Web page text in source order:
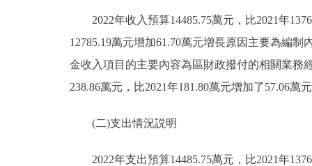
2022年收入預算14485.75萬元，比2021年
12785.19萬元增加61.70萬元增長原因主要為編
金收入項目的主要內容為區財政撥付的相關業務
238.86萬元，比2021年181.80萬元增加了57.06
(二)支出情況説明
2022年支出預算14485.75萬元，比2021年